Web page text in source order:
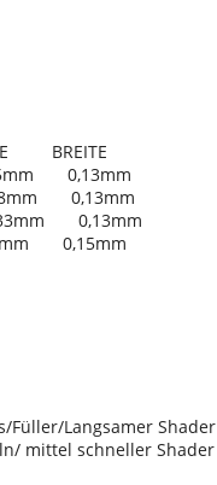
0,13mm
0,13mm
0,13mm
0,15mm
Langsamer Shader
schneller Shader